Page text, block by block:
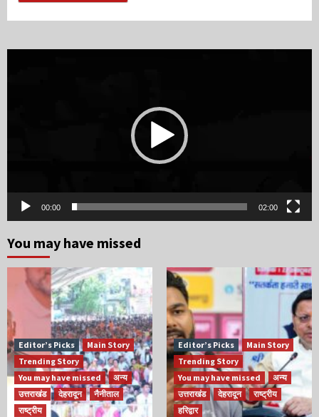
00:00 02:00
You may have missed
Editor’s Picks
Main Story
Trending Story
You may have missed
अन्य
उत्तराखंड
देहरादून
नैनीताल
राष्ट्रीय
Editor’s Picks
Main Story
Trending Story
You may have missed
अन्य
उत्तराखंड
देहरादून
राष्ट्रीय
हरिद्वार